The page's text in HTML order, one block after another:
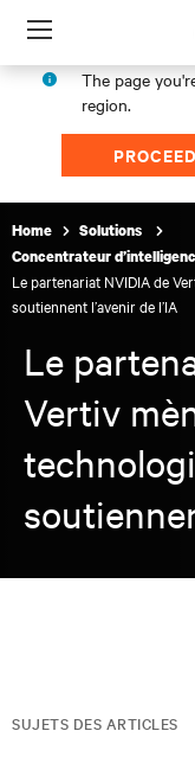
Menu
The page
region.
PROCEED
Home
Solutions
Concentrateur
Le partenariat NVIDIA de
soutiennent l’avenir de l’IA
Le
Vertiv
SUJETS DES ARTICLES